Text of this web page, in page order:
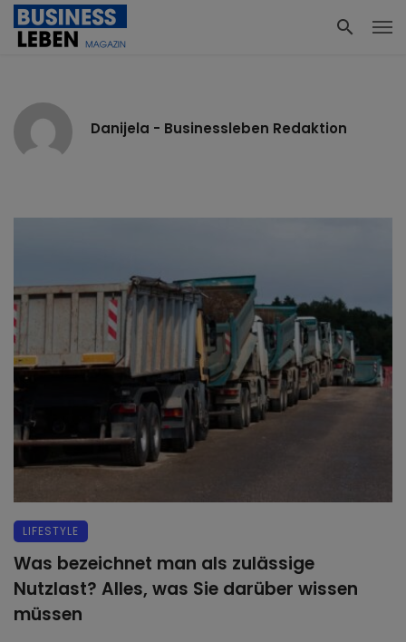
Danijela - Businessleben Redaktion
LIFESTYLE
Was bezeichnet man als zulässige
Nutzlast? Alles, was Sie darüber wissen
müssen